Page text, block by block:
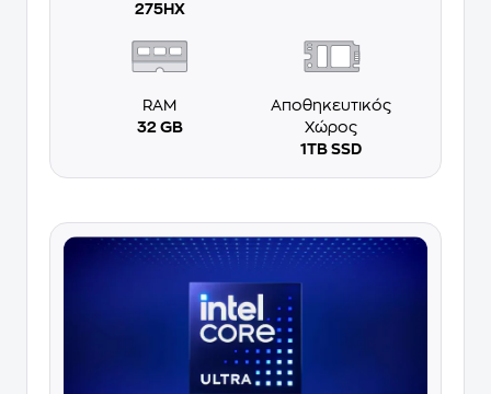
275HX
RAM
32 GB
Αποθηκευτικός
Χώρος
1TB SSD